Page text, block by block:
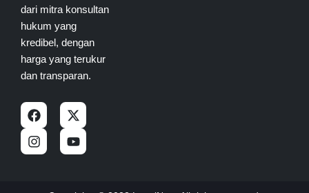
dari mitra konsultan
hukum yang
kredibel, dengan
harga yang terukur
dan transparan.
F
a
c
e
X
-
t
w
I
n
s
t
Y
o
u
t